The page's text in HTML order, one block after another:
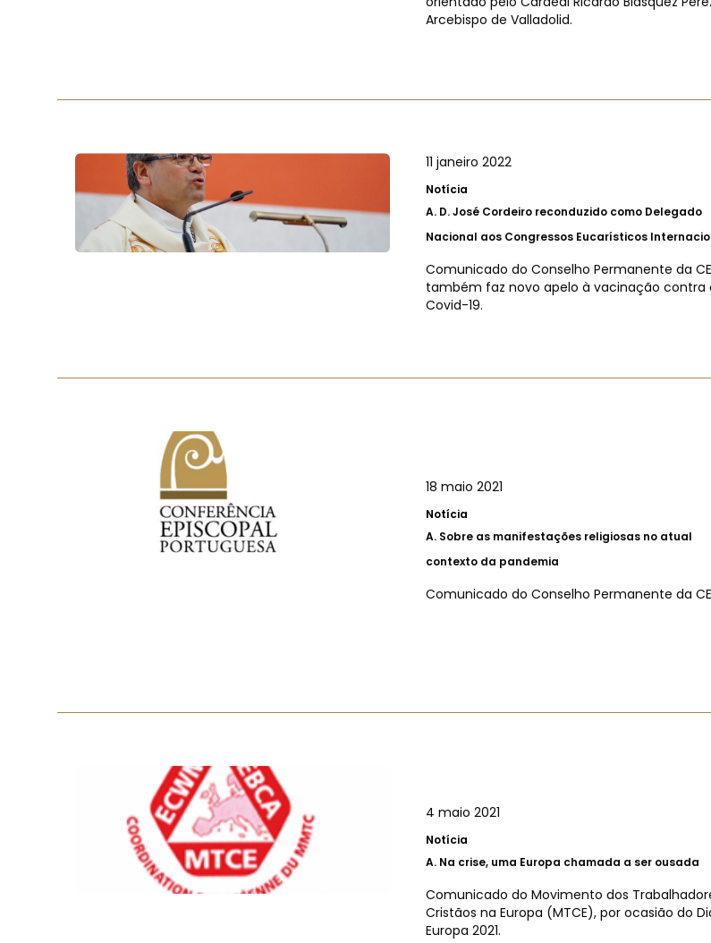
Arcebispo de Valladolid.
11 janeiro 2022
Notícia
A. D. José Cordeiro reconduzido como Delegado
Nacional aos Congressos Eucarísticos
Comunicado do Conselho Permanente da
também faz novo apelo à vacinação contra
Covid-19.
18 maio 2021
Notícia
A. Sobre as manifestações religiosas no atual
contexto da pandemia
Comunicado do Conselho Permanente da
4 maio 2021
Notícia
A. Na crise, uma Europa chamada a ser ousada
Comunicado do Movimento dos
Cristãos na Europa (MTCE), por ocasião do
Europa 2021.